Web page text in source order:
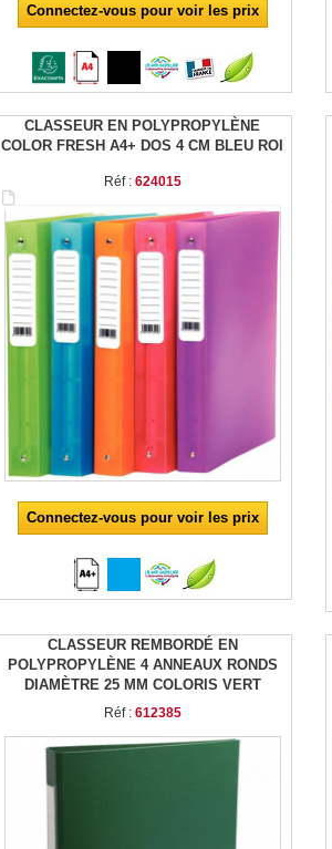
Connectez-vous pour voir les prix
CLASSEUR EN POLYPROPYLÈNE
COLOR FRESH A4+ DOS 4 CM BLEU ROI
Réf : 624015
Connectez-vous pour voir les prix
CLASSEUR REMBORDÉ EN
POLYPROPYLÈNE 4 ANNEAUX RONDS
DIAMÈTRE 25 MM COLORIS VERT
Réf : 612385